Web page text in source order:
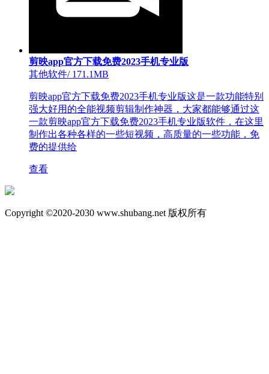
剪映app官方下载免费2023手机专业版
其他软件/171.1MB
剪映app官方下载免费2023手机专业版这是一款功能特别
强大好用的全能视频剪辑制作神器，大家都能够通过这
一款剪映app官方下载免费2023手机专业版软件，在这里
制作出各种各样的一些短视频，高质量的一些功能，免
费的提供给
查看
Copyright ©2020-2030 www.shubang.net 版权所有